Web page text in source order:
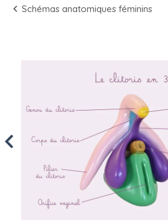
Schémas anatomiques féminins
Previous